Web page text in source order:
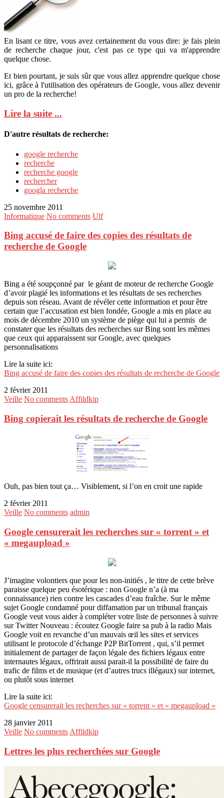
En lisant ce titre, vous avez certainement du vous dire: je fais plein
de recherche chaque jour, c'est pas ce type qui va m'apprendre
quelque chose.
Et bien pourtant, je suis sûr que vous allez apprendre quelque chose
ici, grâce à l'utilisation des opérateurs de Google, vous allez devenir
un pro de la recherche!
Lire la suite ...
D'autre résultats de recherche:
google recherche
recherche
recherche google
rechercher
googla recherche
25 novembre 2011
Informatique No comments Ulf
Bing accusé de faire des copies des résultats de
recherche de Google
Bing a été soupçonné par le géant de moteur de recherche Google
d’avoir plagié les informations et les résultats de ses recherches
depuis son réseau. Avant de révéler cette information et pour être
certain que l’accusation est bien fondée, Google a mis en place au
mois de décembre 2010 un système de piège qui lui a permis de
constater que les résultats des recherches sur Bing sont les mêmes
que ceux qui apparaissent sur Google, avec quelques
personnalisations
Lire la suite ici:
Bing accusé de faire des copies des résultats de recherche de Google
2 février 2011
Veille No comments Affildkip
Bing copierait les résultats de recherche de Google
Ouh, pas bien tout ça… Visiblement, si l’on en croit une rapide
2 février 2011
Veille No comments admin
Google censurerait les recherches sur « torrent » et
« megaupload »
J’imagine volontiers que pour les non-initiés , le titre de cette brève
paraisse quelque peu ésotérique : non Google n’a (à ma
connaissance) rien contre les cascades d’eau fraîche. Sur le même
sujet Google condamné pour diffamation par un tribunal français
Google veut vous aider à compléter votre liste de personnes à suivre
sur Twitter Nouveau : écoutez Google faire sa pub à la radio Mais
Google voit en revanche d’un mauvais œil les sites et services
utilisant le protocole d’échange P2P BitTorrent , qui, s’il permet
initialement de partager de façon légale des fichiers légaux entre
internautes légaux, offrirait aussi parait-il la possibilité de faire du
trafic de films et de musique (et d’autres trucs illégaux) sur internet,
ou plutôt sous internet
Lire la suite ici:
Google censurerait les recherches sur « torrent » et « megaupload »
28 janvier 2011
Veille No comments Affildkip
Lettres les plus recherchées sur Google